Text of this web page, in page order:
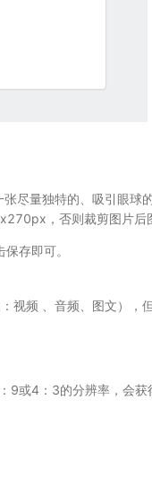
尽量独特的、吸引眼球
，否则裁剪图片后
存即可。
视频 、音频、图文），
或4：3的分辨率，会获